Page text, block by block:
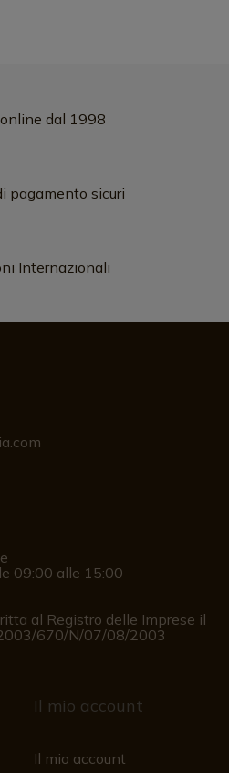
dal 1998
pagamento sicuri
Internazionali
09:00 alle 15:00
al Registro delle Imprese il
670/N/07/08/2003
Il mio account
Il mio account